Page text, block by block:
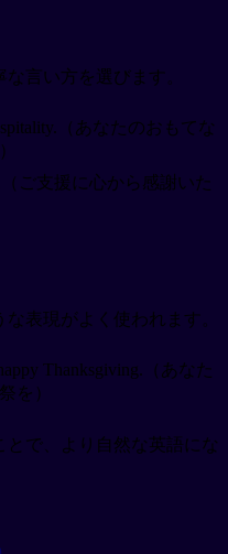
言い方を選びます。
（あなたのおもてな
（ご支援に心から感謝いた
表現がよく使われます。
Thanksgiving.（あなた
を）
で、より自然な英語にな